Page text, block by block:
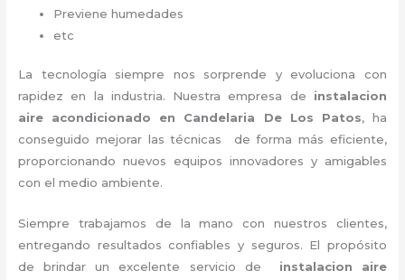
Previene humedades
etc
La tecnología siempre nos sorprende y evoluciona con
rapidez en la industria. Nuestra empresa de instalacion
aire acondicionado en Candelaria De Los Patos, ha
conseguido mejorar las técnicas de forma más eficiente,
proporcionando nuevos equipos innovadores y amigables
con el medio ambiente.
Siempre trabajamos de la mano con nuestros clientes,
entregando resultados confiables y seguros. El propósito
de brindar un excelente servicio de instalacion aire